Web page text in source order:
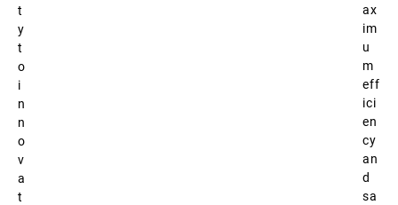
t
y
t
o
i
n
n
o
v
a
t
ax
im
u
m
eff
ici
en
cy
an
d
sa